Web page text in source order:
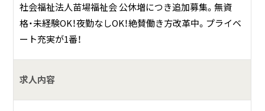
社会福祉法人苗場福祉会 公休増につき追加募集。無資
格・未経験OK！夜勤なしOK！絶賛働き方改革中。プライベ
ート充実が1番！
求人内容